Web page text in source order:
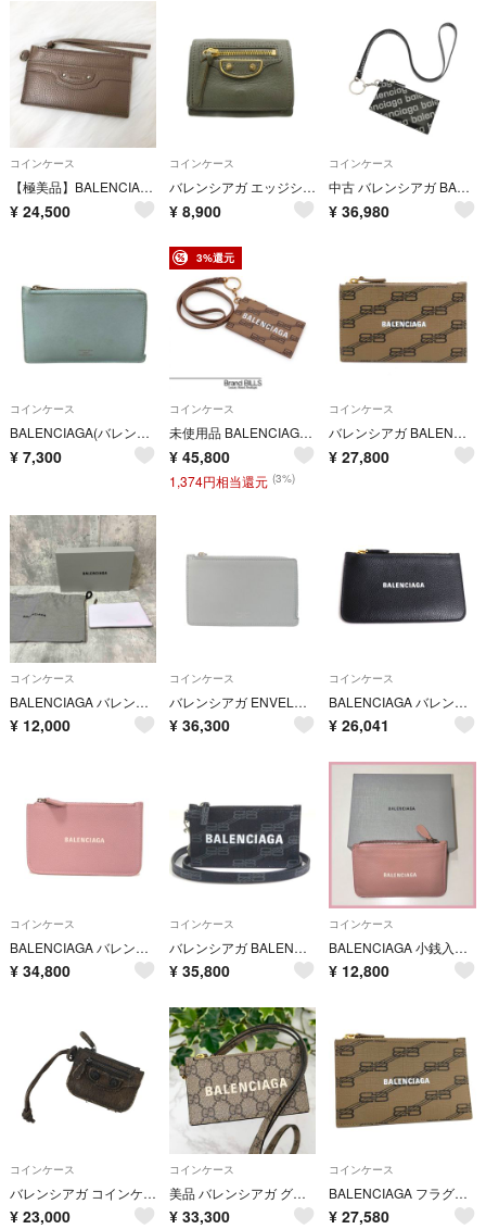
コインケース
【極美品】BALENCIAGA バレンシアガ ネオクラシック フラグメントケース コインケース カードケース グレージュ
¥ 24,500
コインケース
バレンシアガ エッジシティ クラシックミニ 三つ折り財布 小銭入れ グレー
¥ 8,900
コインケース
中古 バレンシアガ BALENCIAGA 594548 レディース カードケース ブラック レザー
¥ 36,980
コインケース
BALENCIAGA(バレンシアガ) コインケース - 736734 ライトブルー レザー
¥ 7,300
3%還元
コインケース
未使用品 BALENCIAGA バレンシアガ Cash ネックストラップ付き フラグメントケース 594548 コーティングキャンバス ベージュ ユニセックス
¥ 45,800
1,374円相当還元 (3%)
コインケース
バレンシアガ BALENCIAGA コインケース カードケース PVC ブラウン ゴールド ユニセックス 送料無料【中古】 e62083c
¥ 27,800
コインケース
BALENCIAGA バレンシアガ カードケース 小銭入れ
¥ 12,000
コインケース
バレンシアガ ENVELOPE LONG COIN&CARD HOLDER 736734 2AABX コイン＆カードケース
¥ 36,300
コインケース
BALENCIAGA バレンシアガ コインケース フラグメントケース ブラック 5942141IZIM1090 ユニセックス【中古】【美品】
¥ 26,041
コインケース
BALENCIAGA バレンシアガ キャッシュ コイン カードホルダー 現行 グレイン カーフ パステル ピンクベージュ フラグメントケース カードケース パスケース 小銭入れ 財布 新ロゴ パウダーピンク コインケース 637130 1IZI3 6990
¥ 34,800
コインケース
バレンシアガ BALENCIAGA コインケース レザー ブラック ユニセックス 594548 送料無料【中古】 h32323i
¥ 35,800
コインケース
BALENCIAGA 小銭入れ カードケース ピンク 【購入時コメント不要です】
¥ 12,800
コインケース
バレンシアガ コインケース ルカゴール デニム ラインストーン 776769 BALENCIAGA 小銭入れ 黒
¥ 23,000
コインケース
美品 バレンシアガ グッチ ショルダーフラグメントケース コインケース
¥ 33,300
コインケース
BALENCIAGA フラグメントケース BBモノグラム PVCコーティング
¥ 27,580